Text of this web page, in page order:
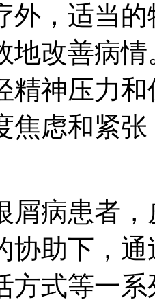
外，适当
地改善病
精神压力
焦虑和紧
屑病患者
协助下，
方式等一